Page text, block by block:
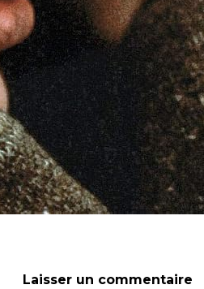
Laisser un commentaire